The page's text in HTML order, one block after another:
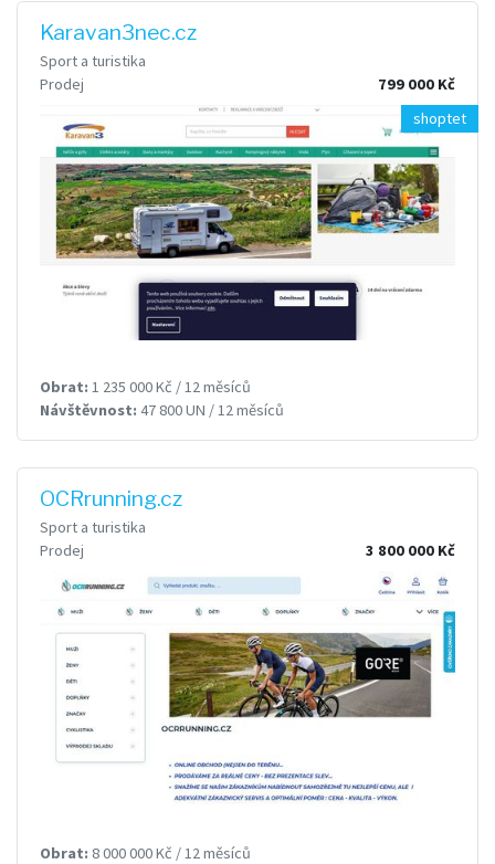
Karavan3nec.cz
Sport a turistika
Prodej
799 000 Kč
shoptet
Obrat: 1 235 000 Kč / 12 měsíců
Návštěvnost: 47 800 UN / 12 měsíců
OCRrunning.cz
Sport a turistika
Prodej
3 800 000 Kč
Obrat: 8 000 000 Kč / 12 měsíců